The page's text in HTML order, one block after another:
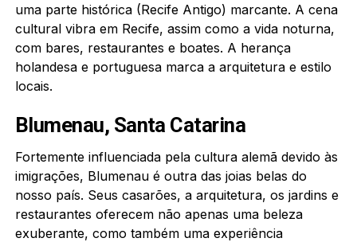
uma parte histórica (Recife Antigo) marcante. A cena
cultural vibra em Recife, assim como a vida noturna,
com bares, restaurantes e boates. A herança
holandesa e portuguesa marca a arquitetura e estilo
locais.
Blumenau, Santa Catarina
Fortemente influenciada pela cultura alemã devido às
imigrações, Blumenau é outra das joias belas do
nosso país. Seus casarões, a arquitetura, os jardins e
restaurantes oferecem não apenas uma beleza
exuberante, como também uma experiência